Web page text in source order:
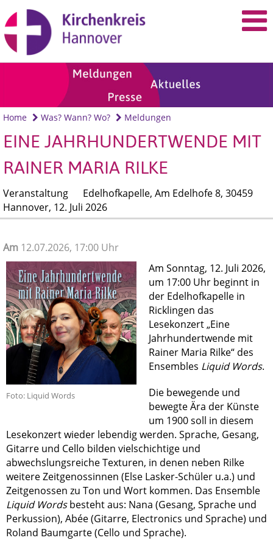
Home Was? Wann? Wo? Meldungen
EINE JAHRHUNDERTWENDE MIT
RAINER MARIA RILKE
Veranstaltung
Edelhofkapelle, Am Edelhofe 8, 30459
Hannover, 12. Juli 2026
Am 12.07.2026, 17:00 Uhr
Foto: Liquid Words
Am Sonntag, 12. Juli 2026,
um 17:00 Uhr beginnt in
der Edelhofkapelle in
Ricklingen das
Lesekonzert „Eine
Jahrhundertwende mit
Rainer Maria Rilke“ des
Ensembles Liquid Words.
Die bewegende und
bewegte Ära der Künste
um 1900 soll in diesem
Lesekonzert wieder lebendig werden. Sprache, Gesang,
Gitarre und Cello bilden vielschichtige und
abwechslungsreiche Texturen, in denen neben Rilke
weitere Zeitgenossinnen (Else Lasker-Schüler u.a.) und
Zeitgenossen zu Ton und Wort kommen. Das Ensemble
Liquid Wordsbesteht aus: Nana (Gesang, Sprache und
Perkussion), Abée (Gitarre, Electronics und Sprache) und
Roland Baumgarte (Cello und Sprache).